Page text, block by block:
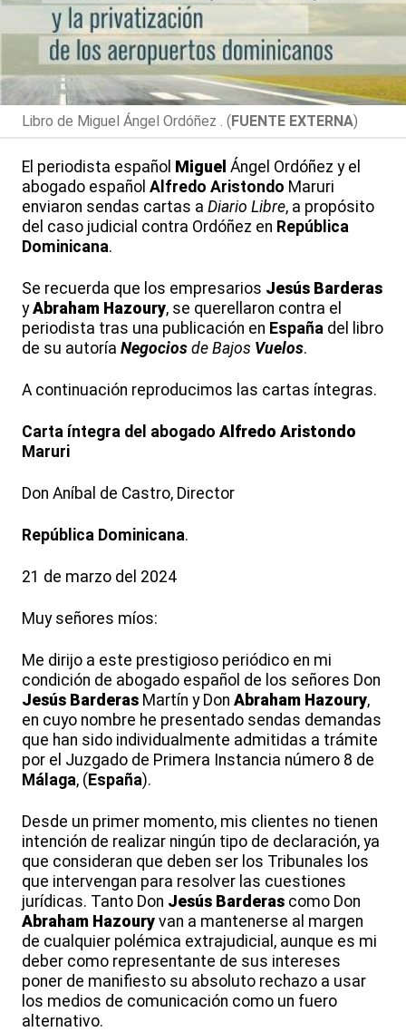
Libro de Miguel Ángel Ordóñez . (FUENTE EXTERNA)
El periodista español Miguel Ángel Ordóñez y el
abogado español Alfredo Aristondo Maruri
enviaron sendas cartas a Diario Libre, a propósito
del caso judicial contra Ordóñez en República
Dominicana.
Se recuerda que los empresarios Jesús Barderas
yAbraham Hazoury, se querellaron contra el
periodista tras una publicación en España del libro
de su autoría Negocios de Bajos Vuelos.
A continuación reproducimos las cartas íntegras.
Carta íntegra del abogado Alfredo Aristondo
Maruri
Don Aníbal de Castro, Director
República Dominicana.
21 de marzo del 2024
Muy señores míos:
Me dirijo a este prestigioso periódico en mi
condición de abogado español de los señores Don
Jesús Barderas Martín y Don Abraham Hazoury,
en cuyo nombre he presentado sendas demandas
que han sido individualmente admitidas a trámite
por el Juzgado de Primera Instancia número 8 de
Málaga, ( España).
Desde un primer momento, mis clientes no tienen
intención de realizar ningún tipo de declaración, ya
que consideran que deben ser los Tribunales los
que intervengan para resolver las cuestiones
jurídicas. Tanto Don Jesús Barderas como Don
Abraham Hazoury van a mantenerse al margen
de cualquier polémica extrajudicial, aunque es mi
deber como representante de sus intereses
poner de manifiesto su absoluto rechazo a usar
los medios de comunicación como un fuero
alternativo.